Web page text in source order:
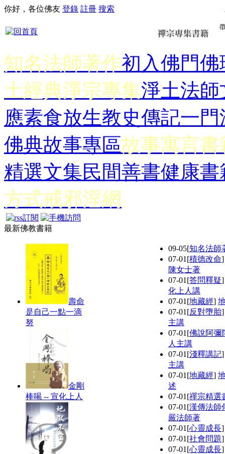
你好，各位佛友 登錄 註冊 搜索
知名法師著作初入佛門佛
土經典淨宗專集淨土法師
應素食放生教史傳記一門
佛典故事專區故事寓言書
精選文集民間善書健康書
方式戒邪淫網
最新佛教書籍
壽命
是自己一點一滴
努
金剛
棒喝 -- 宣化上人
09-05[知名法師
07-01 [積德改命
陳女士著
07-01 [答問釋疑
化上人講
07-01 [地藏經]
07-01 [反對墮胎
主講
07-01 [佛說阿彌
人主講
07-01 [淺釋講記
主講
07-01 [地藏經]
述
07-01 [禪宗精選
07-01 [漢傳法師
嚴法師著
07-01 [心靈成長
07-01 [社會問題
07-01 [心靈成長